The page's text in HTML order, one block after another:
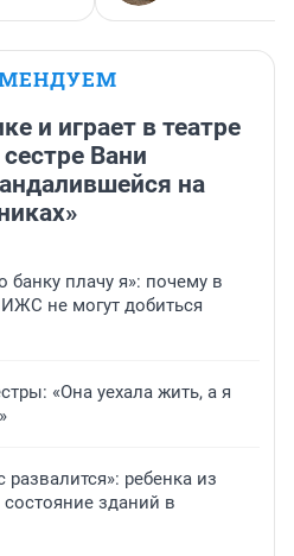
и играет в театре
Вани
на
плачу я»: почему в
не могут добиться
«Она уехала жить, а я
развалится»: ребенка из
зданий в